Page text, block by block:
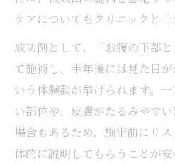
ケアについてもクリニックと十
成功例として、「お腹の下部
て施術し、半年後には見た目
いう体験談が挙げられます。
い部位や、皮膚がたるみやす
場合もあるため、施術前にリ
体的に説明してもらうことが安